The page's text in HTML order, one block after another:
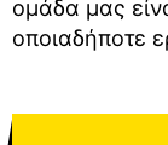
ομάδα μας
οποιαδήποτε